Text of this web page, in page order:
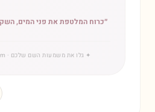
״כרוח המלטפת את פני המים,
✦ גלו את משמעות השם שלכם · www.shmot-il.com